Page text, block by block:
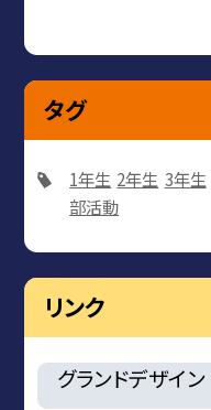
タグ
1年生 2年生 3年生
部活動
リンク
グランドデザイン